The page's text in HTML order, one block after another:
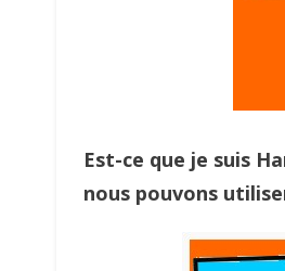
Est-ce que je suis
nous pouvons